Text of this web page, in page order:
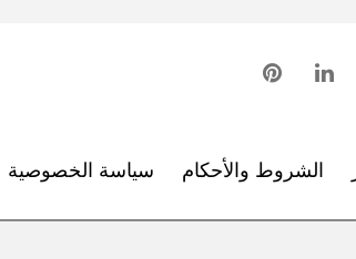
الشروط والأحكام سياسة الخصوصية